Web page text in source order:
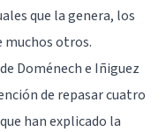
que la genera, los
muchos otros.
Doménech e Iñiguez
de repasar cuatro
han explicado la